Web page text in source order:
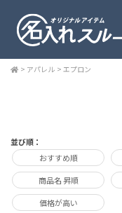
> アパレル > エプロン
並び順：
おすすめ順
商品名 昇順
価格が高い